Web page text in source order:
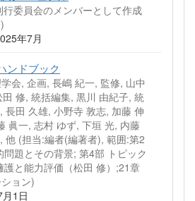
行委員会のメンバーとして作成
年7月
ンドブック
会, 企画, 長嶋 紀一, 監修, 山中
修, 統括編集, 黒川 由紀子, 統
長田 久雄, 小野寺 敦志, 加藤 伸
眞一, 志村 ゆず, 下垣 光, 内藤
他 (担当:編者(編著者), 範囲:第2
題とその背景; 第4部 トピック
護と能力評価（松田 修）;21章
ョン)
1日